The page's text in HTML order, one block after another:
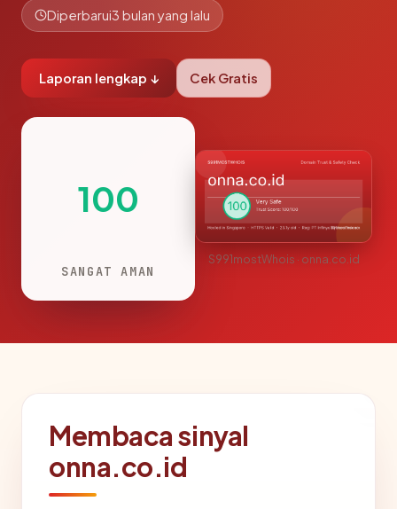
Diperbarui3 bulan yang lalu
Laporan lengkap ↓ Cek Gratis
100
SANGAT AMAN
S991mostWhois · onna.co.id
Membaca sinyal
onna.co.id